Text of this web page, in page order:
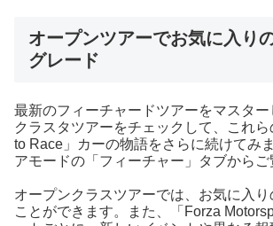
オープンツアーでお気に入り
グレード
最新のフィーチャードツアーをマスタ
クラスタツアーをチェックして、これ
to Race」カーの物語をさらに続けてみ
アモードの「フィーチャー」タブからご
オープンクラスツアーでは、お気に入
ことができます。また、「Forza